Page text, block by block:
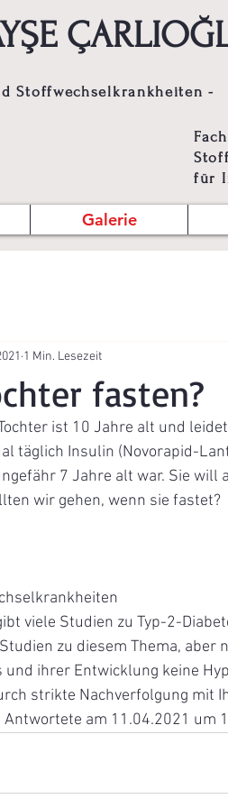
Stoffwechselkrankheiten -
für
Galerie
fasten?
1 Min. Lesezeit
ist 10 Jahre alt und
täglich Insulin (Novorapid-
7 Jahre alt war. Sie will
wir gehen, wenn sie fastet?
viele Studien zu Typ-2-
zu diesem Thema, aber
ihrer Entwicklung keine
strikte Nachverfolgung mit
Antwortete am 11.04.2021 um